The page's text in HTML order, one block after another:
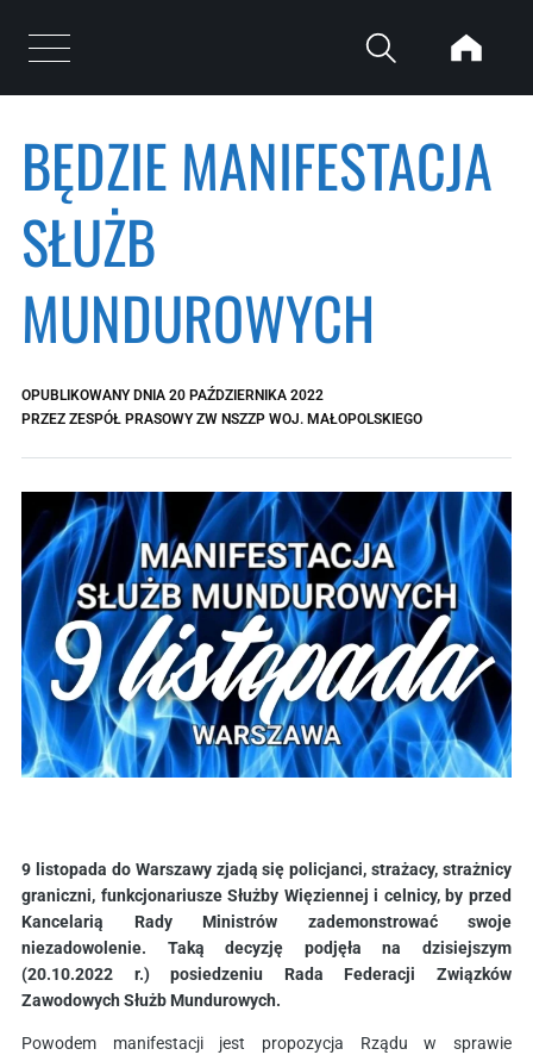
Otwórz menu
BĘDZIE MANIFESTACJA
SŁUŻB
MUNDUROWYCH
OPUBLIKOWANY DNIA 20 PAŹDZIERNIKA 2022
PRZEZ ZESPÓŁ PRASOWY ZW NSZZP WOJ. MAŁOPOLSKIEGO
9 listopada do Warszawy zjadą się policjanci, strażacy, strażnicy
graniczni, funkcjonariusze Służby Więziennej i celnicy, by przed
Kancelarią Rady Ministrów zademonstrować swoje
niezadowolenie. Taką decyzję podjęła na dzisiejszym
(20.10.2022 r.) posiedzeniu Rada Federacji Związków
Zawodowych Służb Mundurowych.
Powodem manifestacji jest propozycja Rządu w sprawie